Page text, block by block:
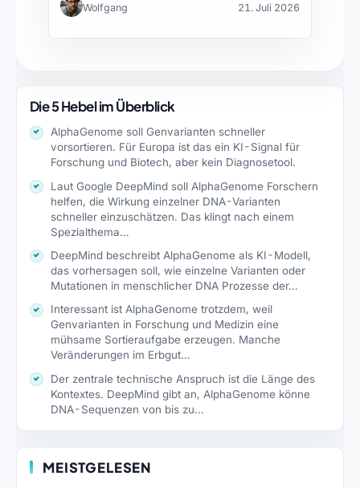
Wolfgang 21. Juli 2026
Die 5 Hebel im Überblick
AlphaGenome soll Genvarianten schneller
vorsortieren. Für Europa ist das ein KI-Signal für
Forschung und Biotech, aber kein Diagnosetool.
Laut Google DeepMind soll AlphaGenome Forschern
helfen, die Wirkung einzelner DNA-Varianten
schneller einzuschätzen. Das klingt nach einem
Spezialthema…
DeepMind beschreibt AlphaGenome als KI-Modell,
das vorhersagen soll, wie einzelne Varianten oder
Mutationen in menschlicher DNA Prozesse der…
Interessant ist AlphaGenome trotzdem, weil
Genvarianten in Forschung und Medizin eine
mühsame Sortieraufgabe erzeugen. Manche
Veränderungen im Erbgut…
Der zentrale technische Anspruch ist die Länge des
Kontextes. DeepMind gibt an, AlphaGenome könne
DNA-Sequenzen von bis zu…
MEISTGELESEN